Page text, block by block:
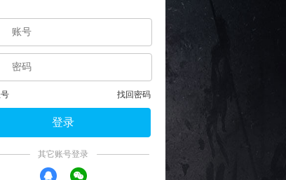
找回密码
登录
其它账号登录